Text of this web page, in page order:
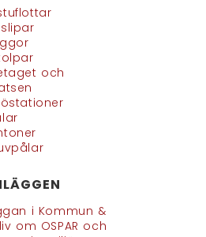
och
i Kommun &
om OSPAR och